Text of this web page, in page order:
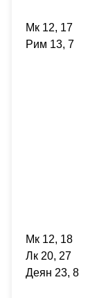
Мк 12, 17
Рим 13, 7
Мк 12, 18
Лк 20, 27
Деян 23, 8